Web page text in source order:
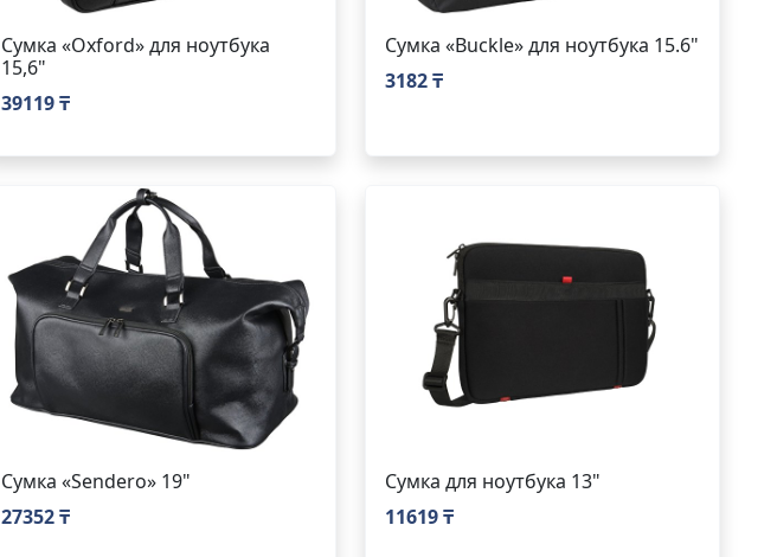
Сумка «Oxford» для ноутбука
15,6"
39119 ₸
Сумка «Buckle» для ноутбука 15.6"
3182 ₸
Сумка «Sendero» 19"
27352 ₸
Сумка для ноутбука 13"
11619 ₸